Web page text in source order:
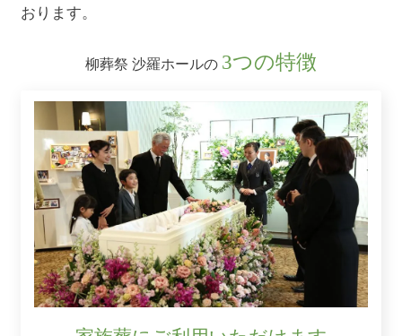
おります。
柳葬祭 沙羅ホールの 3つの特徴